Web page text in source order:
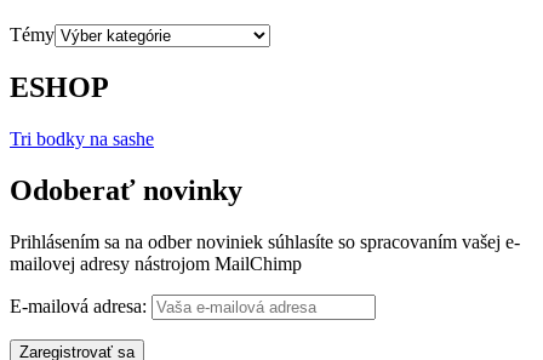
Témy
ESHOP
Tri bodky na sashe
Odoberať novinky
Prihlásením sa na odber noviniek súhlasíte so spracovaním vašej e-
mailovej adresy nástrojom MailChimp
E-mailová adresa: